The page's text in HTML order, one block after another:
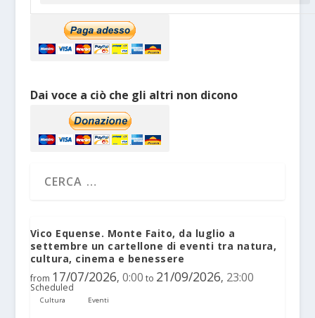
Dai voce a ciò che gli altri non dicono
Vico Equense. Monte Faito, da luglio a
settembre un cartellone di eventi tra natura,
cultura, cinema e benessere
from 17/07/2026, 0:00 to 21/09/2026, 23:00
Scheduled
Cultura Eventi